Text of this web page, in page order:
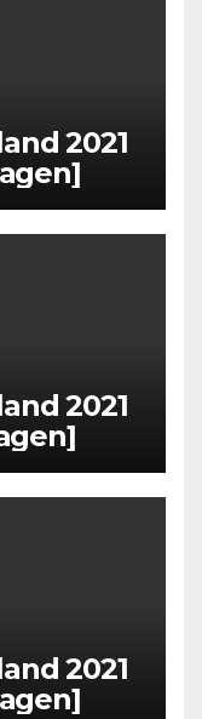
2021
2021
2021